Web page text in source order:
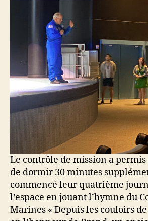
Le contrôle de mission a
de dormir 30 minutes
commencé leur quatrième
l’espace en jouant l’hymne du
Marines « Depuis les couloirs